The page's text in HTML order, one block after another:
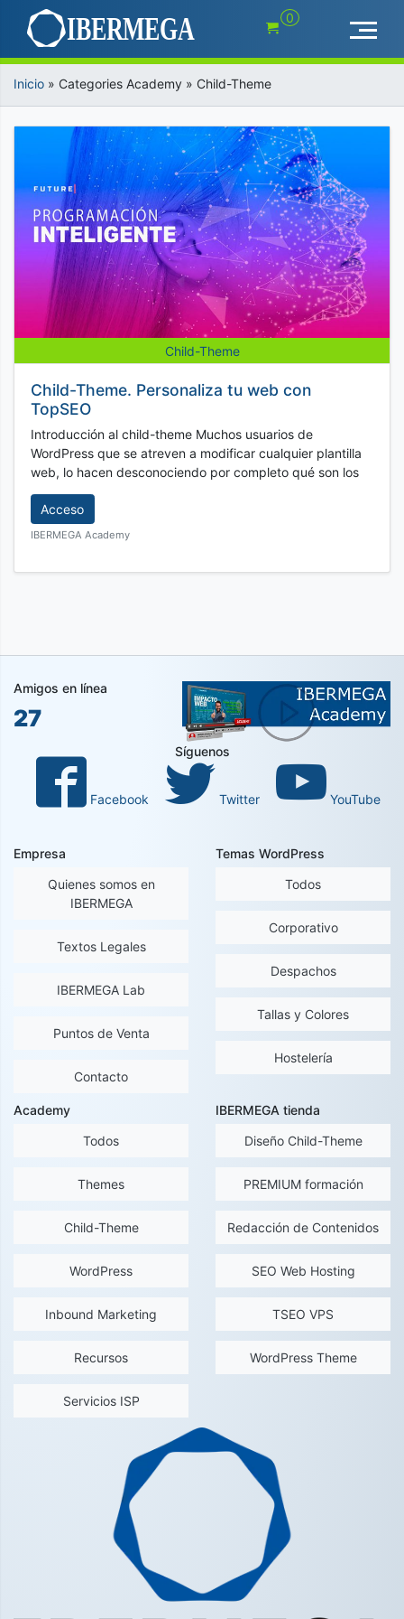
contenido
0
Inicio » Categories Academy » Child-Theme
Child-Theme
Child-Theme. Personaliza tu web con
TopSEO
Introducción al child-theme Muchos usuarios de
WordPress que se atreven a modificar cualquier plantilla
web, lo hacen desconociendo por completo qué son los
Acceso
IBERMEGA Academy
Amigos en línea
27
Síguenos
Facebook Twitter YouTube
Empresa
Quienes somos en
IBERMEGA
Textos Legales
IBERMEGA Lab
Puntos de Venta
Contacto
Temas WordPress
Todos
Corporativo
Despachos
Tallas y Colores
Hostelería
Academy
Todos
Themes
Child-Theme
WordPress
Inbound Marketing
Recursos
Servicios ISP
IBERMEGA tienda
Diseño Child-Theme
PREMIUM formación
Redacción de Contenidos
SEO Web Hosting
TSEO VPS
WordPress Theme